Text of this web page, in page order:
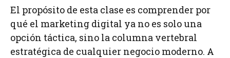
El propósito de esta clase es comprender por
qué el marketing digital ya no es solo una
opción táctica, sino la columna vertebral
estratégica de cualquier negocio moderno. A